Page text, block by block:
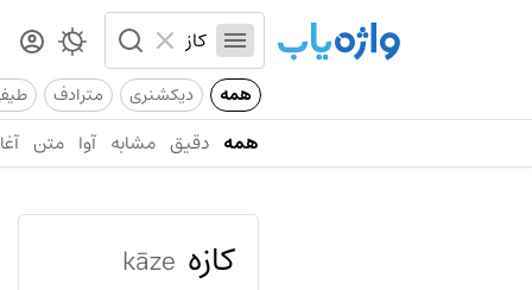
همه دیکشنری مترادف
همه دقیق مشابه آوا متن
کازه kāze